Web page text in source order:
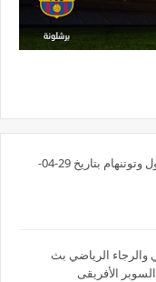
بث مباشرمشاهدة مباراة ليفربول وتوتنهام بتاريخ 29-04-
والرجاء الرياضي بث